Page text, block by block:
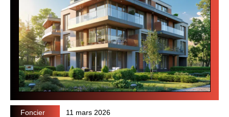
Foncier 11 mars 2026